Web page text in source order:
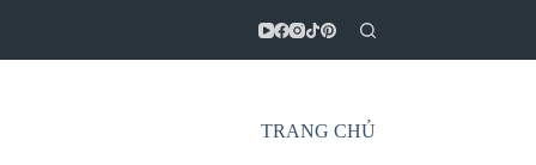
TRANG CHỦ